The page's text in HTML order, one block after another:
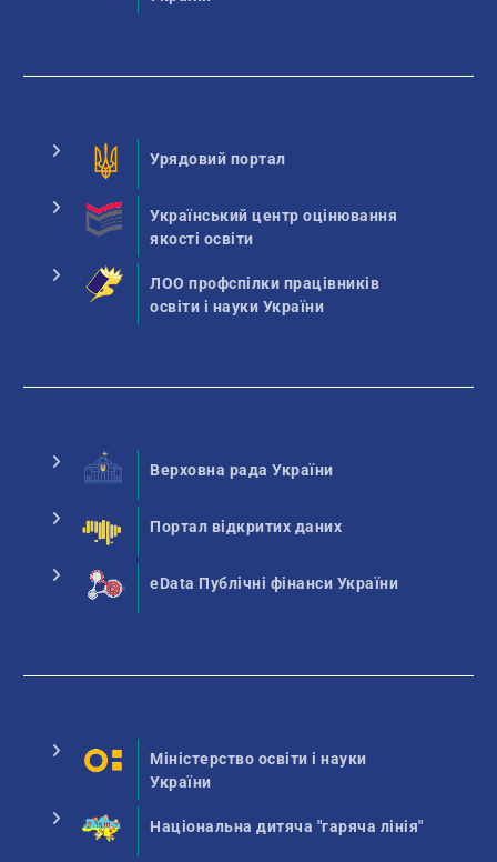
Урядовий портал
Український центр оцінювання
якості освіти
ЛОО профспілки працівників
освіти і науки України
Верховна рада України
Портал відкритих даних
eData Публічні фінанси України
Міністерство освіти і науки
України
Національна дитяча "гаряча лінія"